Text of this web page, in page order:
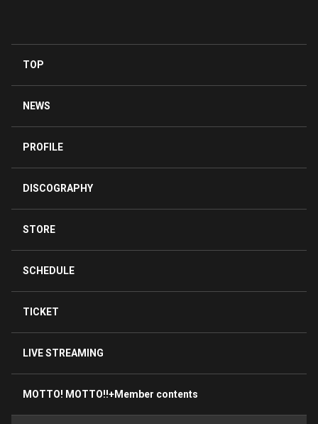
TOP
NEWS
PROFILE
DISCOGRAPHY
STORE
SCHEDULE
TICKET
LIVE STREAMING
MOTTO! MOTTO!!+Member contents